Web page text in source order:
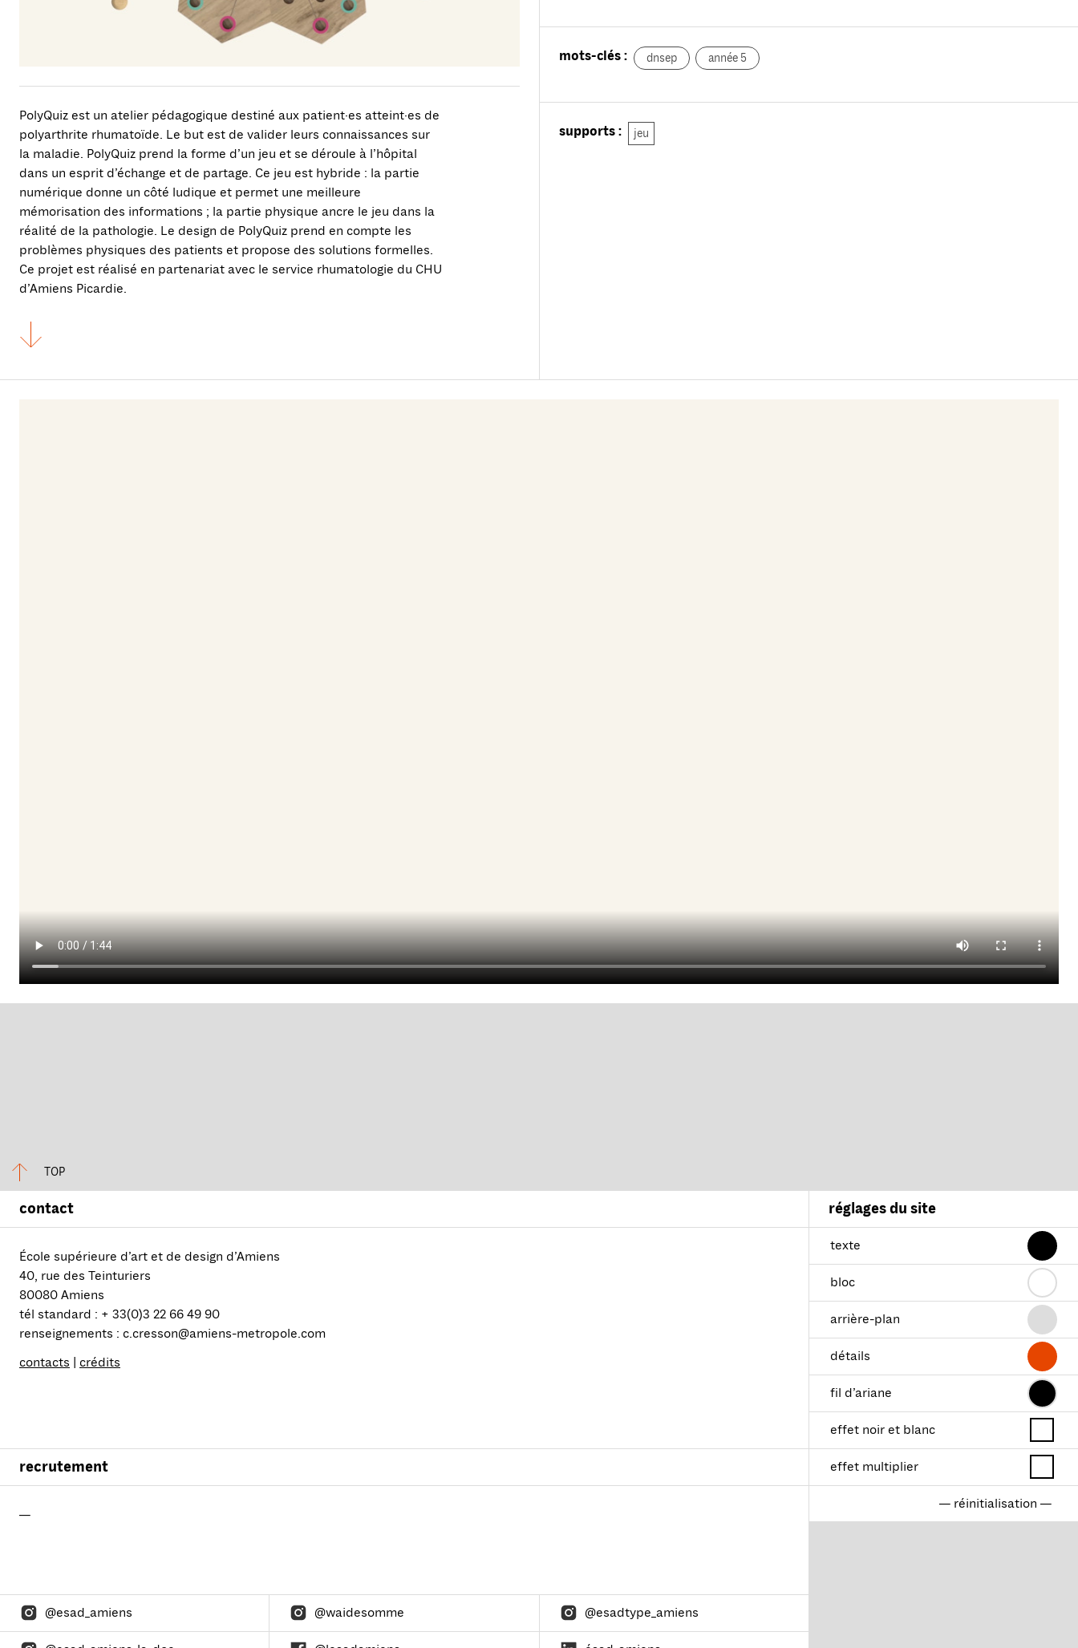
mots-clés : dnsep année 5
supports : jeu
PolyQuiz est un atelier pédagogique destiné aux patient·es atteint·es de
polyarthrite rhumatoïde. Le but est de valider leurs connaissances sur
la maladie. PolyQuiz prend la forme d’un jeu et se déroule à l’hôpital
dans un esprit d’échange et de partage. Ce jeu est hybride : la partie
numérique donne un côté ludique et permet une meilleure
mémorisation des informations ; la partie physique ancre le jeu dans la
réalité de la pathologie. Le design de PolyQuiz prend en compte les
problèmes physiques des patients et propose des solutions formelles.
Ce projet est réalisé en partenariat avec le service rhumatologie du CHU
d’Amiens Picardie.
TOP
contact
École supérieure d’art et de design d’Amiens
40, rue des Teinturiers
80080 Amiens
tél standard : + 33(0)3 22 66 49 90
renseignements : c.cresson@amiens-metropole.com
contacts | crédits
recrutement
—
@esad_amiens @waidesomme @esadtype_amiens
réglages du site
texte
bloc
arrière-plan
détails
fil d’ariane
effet noir et blanc
effet multiplier
— réinitialisation —